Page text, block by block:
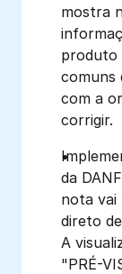
mostra
produto
comuns
com a
corrigir.
da
nota vai
direto
A
"PRÉ-